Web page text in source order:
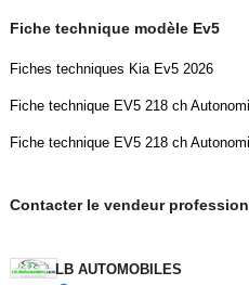
- Sièges chauffants
- Streaming musical intégré
- Suspension adaptative
- Système d&#039;alarme
- Système d&#039;avertissement
- Système de limitation de la vitesse
Fiche technique modèle Ev5
Fiches techniques Kia Ev5 2026
Fiche technique EV5 218 ch
Fiche technique EV5 218 ch
Contacter le vendeur
LB AUTOMOBILES